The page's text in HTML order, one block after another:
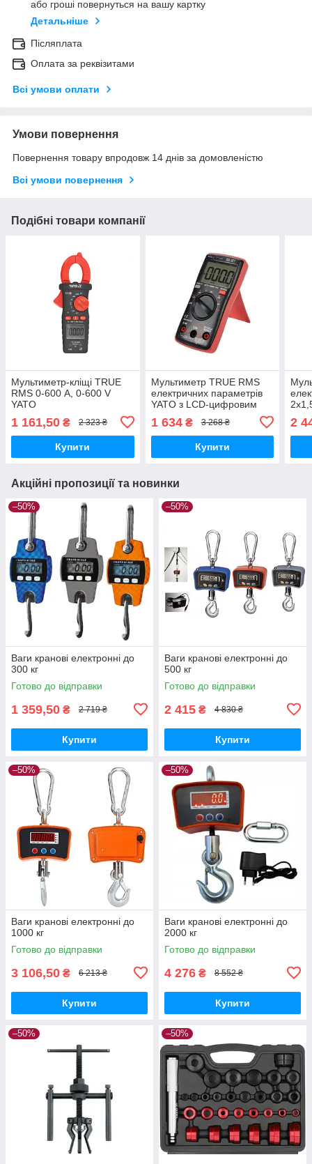
або гроші повернуться на вашу картку
Детальніше
Післяплата
Оплата за реквізитами
Всі умови оплати
Умови повернення
Повернення товару впродовж 14 днів за домовленістю
Всі умови повернення
Подібні товари компанії
Мультиметр-кліщі TRUE
RMS 0-600 А, 0-600 V
YATO
1 161,50 ₴ 2 323 ₴
Купити
Мультиметр TRUE RMS
електричних параметрів
YATO з LCD-цифровим
1 634₴ 3 268 ₴
Купити
2
Акційні пропозиції та новинки
–50%
Ваги кранові електронні до
300 кг
Готово до відправки
1 359,50 ₴ 2 719 ₴
Купити
–50%
Ваги кранові електронні до
500 кг
Готово до відправки
2 415 ₴ 4 830 ₴
Купити
–50%
Ваги кранові електронні до
1000 кг
Готово до відправки
3 106,50 ₴ 6 213 ₴
Купити
–50%
Ваги кранові електронні до
2000 кг
Готово до відправки
4 276 ₴ 8 552 ₴
Купити
–50% –50%